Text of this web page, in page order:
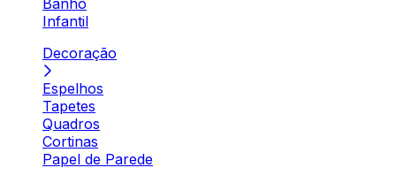
Banho
Infantil
Decoração
Espelhos
Tapetes
Quadros
Cortinas
Papel de Parede